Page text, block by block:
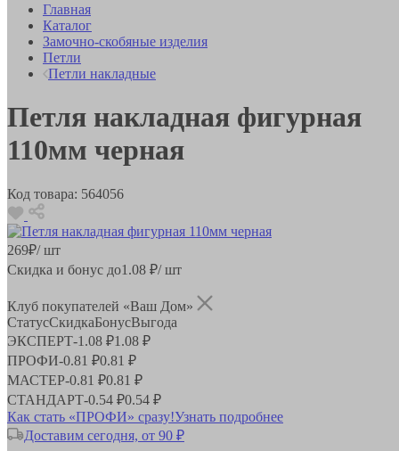
Главная
Каталог
Замочно-скобяные изделия
Петли
Петли накладные
Петля накладная фигурная
110мм черная
Код товара: 564056
269₽/ шт
Скидка и бонус до1.08 ₽/ шт
Клуб покупателей «Ваш Дом»
СтатусСкидкаБонусВыгода
ЭКСПЕРТ-1.08 ₽1.08 ₽
ПРОФИ-0.81 ₽0.81 ₽
МАСТЕР-0.81 ₽0.81 ₽
СТАНДАРТ-0.54 ₽0.54 ₽
Как стать «ПРОФИ» сразу!Узнать подробнее
Доставим сегодня, от 90 ₽